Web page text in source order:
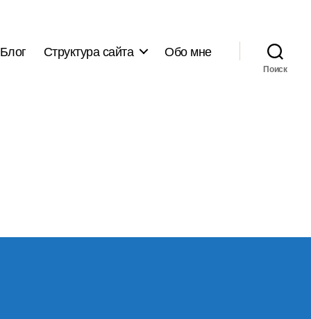
Блог Структура сайта Обо мне
Поиск